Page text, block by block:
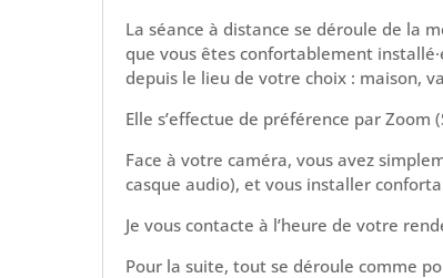
La séance à distance se déroule de la
que vous êtes confortablement
depuis le lieu de votre choix : maison,
Elle s’effectue de préférence par Zoom
Face à votre caméra, vous avez
casque audio), et vous installer
Je vous contacte à l’heure de votre
Pour la suite, tout se déroule comme